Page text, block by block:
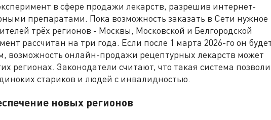
в сфере продажи лекарств, разрешив интернет-
препаратами. Пока возможность заказать в Сети нужное
трёх регионов - Москвы, Московской и Белгородской
рассчитан на три года. Если после 1 марта 2026-го он
возможность онлайн-продажи рецептурных лекарств может
регионах. Законодатели считают, что такая система
стариков и людей с инвалидностью.
новых регионов